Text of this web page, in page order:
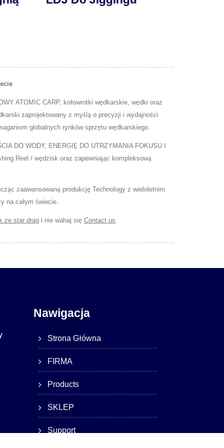
ATOMIC CARP, kołowrotki wędkarskie, wędki oraz
zaprojektowany z myślą o precyzji i wydajności
globalnych rynków sprzętu wędkarskiego.
DO WODY, ENERGIĘ DO UTRZYMANIA FOKUSU I
Reel / wędzisk oraz zapewniając kompleksową
zaawansowaną produkcję Technology z wieloletnim
na całym świecie.
ze star drag i nie wahaj się Contact us.
Nawigacja
Strona Główna
FIRMA
Products
SKLEP
Support